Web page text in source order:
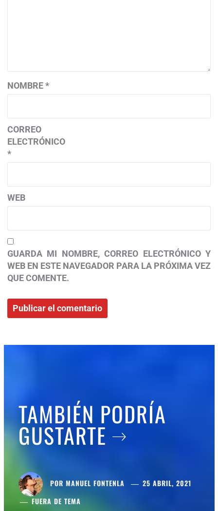
NOMBRE*
CORREO
ELECTRÓNICO
*
WEB
GUARDA MI NOMBRE, CORREO ELECTRÓNICO Y
WEB EN ESTE NAVEGADOR PARA LA PRÓXIMA VEZ
QUE COMENTE.
TAMBIÉN PODRÍA
GUSTARTE
POR MANUEL FONTENLA
25 ABRIL, 2021
FUERA DE TEMA